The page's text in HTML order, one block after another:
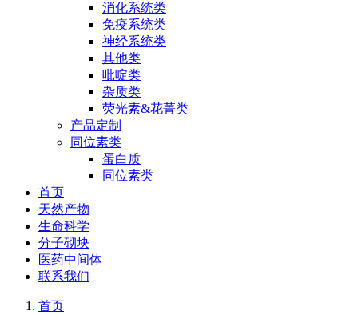
消化系统类
免疫系统类
神经系统类
其他类
吡啶类
杂质类
荧光素&花菁类
产品定制
同位素类
蛋白质
同位素类
首页
天然产物
生命科学
分子砌块
医药中间体
联系我们
首页